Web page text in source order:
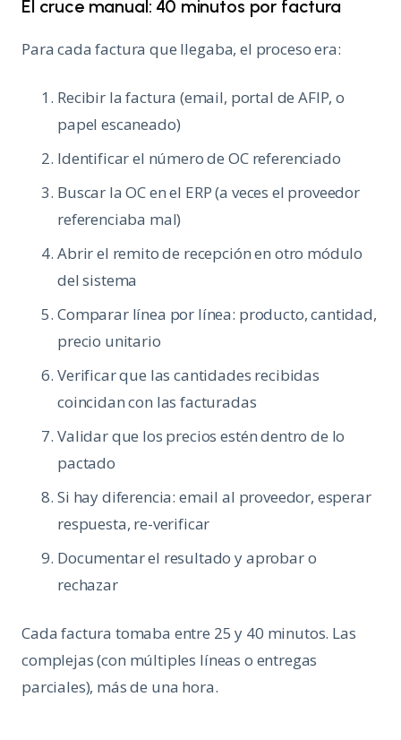
El cruce manual: 40 minutos por factura
Para cada factura que llegaba, el proceso era:
Recibir la factura (email, portal de AFIP, o
papel escaneado)
Identificar el número de OC referenciado
Buscar la OC en el ERP (a veces el proveedor
referenciaba mal)
Abrir el remito de recepción en otro módulo
del sistema
Comparar línea por línea: producto, cantidad,
precio unitario
Verificar que las cantidades recibidas
coincidan con las facturadas
Validar que los precios estén dentro de lo
pactado
Si hay diferencia: email al proveedor, esperar
respuesta, re-verificar
Documentar el resultado y aprobar o
rechazar
Cada factura tomaba entre 25 y 40 minutos. Las
complejas (con múltiples líneas o entregas
parciales), más de una hora.